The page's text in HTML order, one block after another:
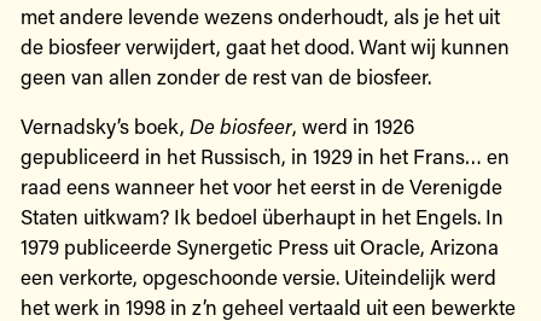
met andere levende wezens onderhoudt, als je het uit
de biosfeer verwijdert, gaat het dood. Want wij kunnen
geen van allen zonder de rest van de biosfeer.
Vernadsky’s boek, De biosfeer, werd in 1926
gepubliceerd in het Russisch, in 1929 in het Frans… en
raad eens wanneer het voor het eerst in de Verenigde
Staten uitkwam? Ik bedoel überhaupt in het Engels. In
1979 publiceerde Synergetic Press uit Oracle, Arizona
een verkorte, opgeschoonde versie. Uiteindelijk werd
het werk in 1998 in z’n geheel vertaald uit een bewerkte